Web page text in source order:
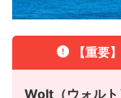
【重要
Wolt（ウォル